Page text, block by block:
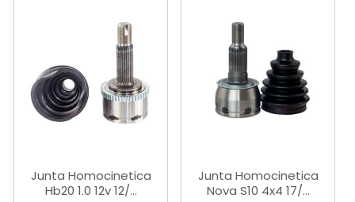
Junta Homocinetica
Hb20 1.0 12v 12/...
Junta Homocinetica
Nova S10 4x4 17/...